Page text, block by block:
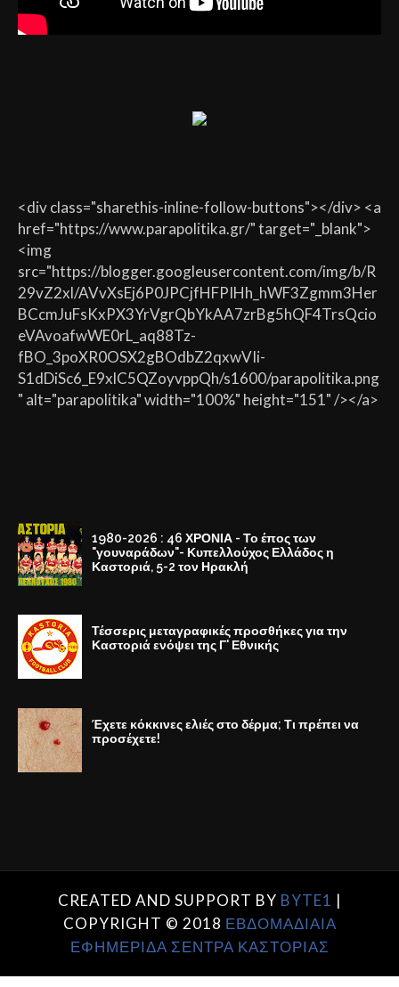
<div class="sharethis-inline-follow-buttons"></div> <a
href="https://www.parapolitika.gr/" target="_blank">
<img
src="https://blogger.googleusercontent.com/img/b/R
29vZ2xl/AVvXsEj6P0JPCjfHFPIHh_hWF3Zgmm3Her
BCcmJuFsKxPX3YrVgrQbYkAA7zrBg5hQF4TrsQcio
eVAvoafwWE0rL_aq88Tz-
fBO_3poXR0OSX2gBOdbZ2qxwVIi-
S1dDiSc6_E9xlC5QZoyvppQh/s1600/parapolitika.png
" alt="parapolitika" width="100%" height="151" /></a>
1980-2026 : 46 ΧΡΟΝΙΑ - Το έπος των
"γουναράδων"- Κυπελλούχος Ελλάδος η
Καστοριά, 5-2 τον Ηρακλή
Τέσσερις μεταγραφικές προσθήκες για την
Καστοριά ενόψει της Γ' Εθνικής
Έχετε κόκκινες ελιές στο δέρμα; Τι πρέπει να
προσέχετε!
CREATED AND SUPPORT BY BYTE1 |
COPYRIGHT © 2018 ΕΒΔΟΜΑΔΙΑΙΑ
ΕΦΗΜΕΡΙΔΑ ΣΕΝΤΡΑ ΚΑΣΤΟΡΙΑΣ